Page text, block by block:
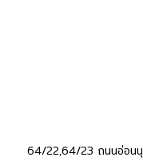
64/22,64/23 ถนนอ่อนนุ